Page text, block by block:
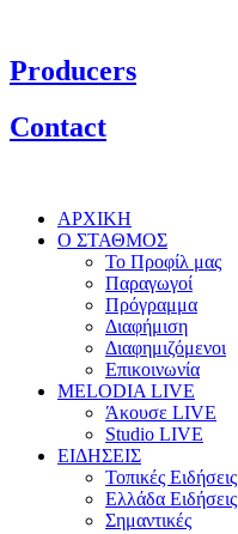
Producers
Contact
ΑΡΧΙΚΗ
Ο ΣΤΑΘΜΟΣ
Το Προφίλ μας
Παραγωγοί
Πρόγραμμα
Διαφήμιση
Διαφημιζόμενοι
Επικοινωνία
MELODIA LIVE
Άκουσε LIVE
Studio LIVE
ΕΙΔΗΣΕΙΣ
Τοπικές Ειδήσεις
Ελλάδα Ειδήσεις
Σημαντικές